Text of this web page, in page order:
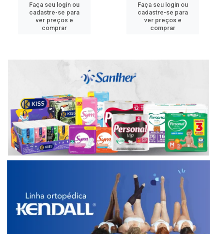
Faça seu login ou
cadastre-se para
ver preços e
comprar
Faça seu login ou
cadastre-se para
ver preços e
comprar